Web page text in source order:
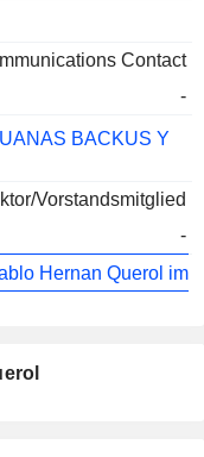
Contact
-
BACKUS Y
Vorstandsmitglied
-
Hernan Querol im